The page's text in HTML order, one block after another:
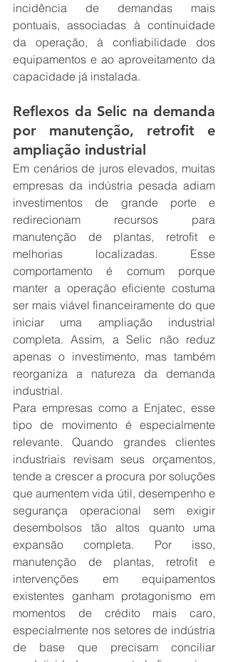
incidência de demandas mais
pontuais, associadas à continuidade
da operação, à confiabilidade dos
equipamentos e ao aproveitamento da
capacidade já instalada.
Reflexos da Selic na demanda
por manutenção, retrofit e
ampliação industrial
Em cenários de juros elevados, muitas
empresas da indústria pesada adiam
investimentos de grande porte e
redirecionam recursos para
manutenção de plantas, retrofit e
melhorias localizadas. Esse
comportamento é comum porque
manter a operação eficiente costuma
ser mais viável financeiramente do que
iniciar uma ampliação industrial
completa. Assim, a Selic não reduz
apenas o investimento, mas também
reorganiza a natureza da demanda
industrial.
Para empresas como a Enjatec, esse
tipo de movimento é especialmente
relevante. Quando grandes clientes
industriais revisam seus orçamentos,
tende a crescer a procura por soluções
que aumentem vida útil, desempenho e
segurança operacional sem exigir
desembolsos tão altos quanto uma
expansão completa. Por isso,
manutenção de plantas, retrofit e
intervenções em equipamentos
existentes ganham protagonismo em
momentos de crédito mais caro,
especialmente nos setores de indústria
de base que precisam conciliar